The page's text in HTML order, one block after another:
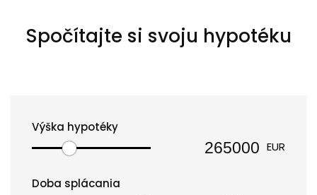
Spočítajte si svoju hypotéku
Výška hypotéky
EUR
Doba splácania